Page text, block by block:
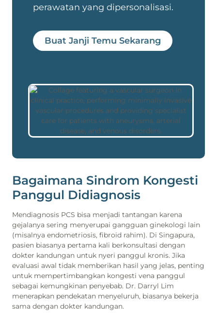
perawatan yang dipersonalisasi.
Buat Janji Temu Sekarang
Bagaimana Sindrom Kongesti
Panggul Didiagnosis
Mendiagnosis PCS bisa menjadi tantangan karena
gejalanya sering menyerupai gangguan ginekologi lain
(misalnya endometriosis, fibroid rahim). Di Singapura,
pasien biasanya pertama kali berkonsultasi dengan
dokter kandungan untuk nyeri panggul kronis. Jika
evaluasi awal tidak memberikan hasil yang jelas, penting
untuk mempertimbangkan kongesti vena panggul
sebagai kemungkinan penyebab. Dr. Darryl Lim
menerapkan pendekatan menyeluruh, biasanya bekerja
sama dengan dokter kandungan.